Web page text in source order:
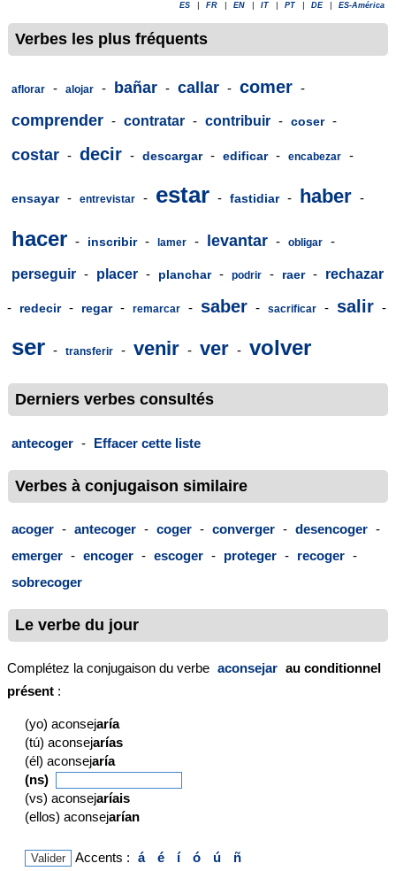
ES FR EN IT PT DE ES-América
Verbes les plus fréquents
aflorar - alojar - bañar - callar - comer -
comprender - contratar - contribuir - coser -
costar - decir - descargar - edificar - encabezar -
ensayar - entrevistar - estar - fastidiar - haber -
hacer - inscribir - lamer - levantar - obligar -
perseguir - placer - planchar - podrir - raer - rechazar
- redecir - regar - remarcar - saber - sacrificar - salir -
ser - transferir - venir - ver - volver
Derniers verbes consultés
antecoger - Effacer cette liste
Verbes à conjugaison similaire
acoger - antecoger - coger - converger - desencoger -
emerger - encoger - escoger - proteger - recoger -
sobrecoger
Le verbe du jour
Complétez la conjugaison du verbe aconsejar au conditionnel
présent :
(yo) aconsejaría
(tú) aconsejarías
(él) aconsejaría
(ns)
(vs) aconsejaríais
(ellos) aconsejarían
Accents : á é í ó ú ñ